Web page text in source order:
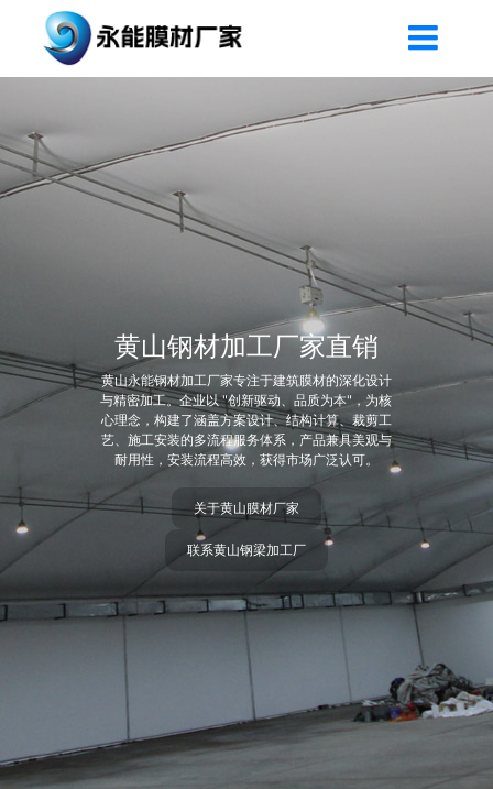
黄山钢材加工厂家直销
黄山永能钢材加工厂家专注于建筑膜材的深化设计
与精密加工。企业以 "创新驱动、品质为本"，为核
心理念，构建了涵盖方案设计、结构计算、裁剪工
艺、施工安装的多流程服务体系，产品兼具美观与
耐用性，安装流程高效，获得市场广泛认可。
关于黄山膜材厂家
联系黄山钢梁加工厂